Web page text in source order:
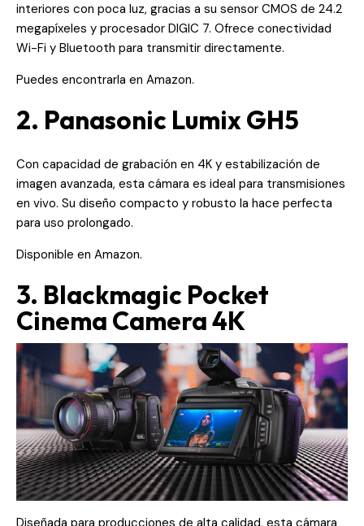
interiores con poca luz, gracias a su sensor CMOS de 24.2
megapíxeles y procesador DIGIC 7. Ofrece conectividad
Wi-Fi y Bluetooth para transmitir directamente.
Puedes encontrarla en Amazon.
2. Panasonic Lumix GH5
Con capacidad de grabación en 4K y estabilización de
imagen avanzada, esta cámara es ideal para transmisiones
en vivo. Su diseño compacto y robusto la hace perfecta
para uso prolongado.
Disponible en Amazon.
3. Blackmagic Pocket
Cinema Camera 4K